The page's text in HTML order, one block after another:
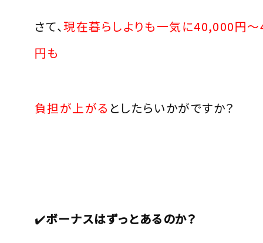
さて、現在暮らしよりも一気に40,000円～
円も
負担が上がる としたらいかがですか？
✔️ボーナスはずっとあるのか？